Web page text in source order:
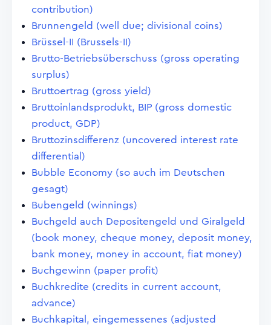
contribution)
Brunnengeld (well due; divisional coins)
Brüssel-II (Brussels-II)
Brutto-Betriebsüberschuss (gross operating
surplus)
Bruttoertrag (gross yield)
Bruttoinlandsprodukt, BIP (gross domestic
product, GDP)
Bruttozinsdifferenz (uncovered interest rate
differential)
Bubble Economy (so auch im Deutschen
gesagt)
Bubengeld (winnings)
Buchgeld auch Depositengeld und Giralgeld
(book money, cheque money, deposit money,
bank money, money in account, fiat money)
Buchgewinn (paper profit)
Buchkredite (credits in current account,
advance)
Buchkapital, eingemessenes (adjusted